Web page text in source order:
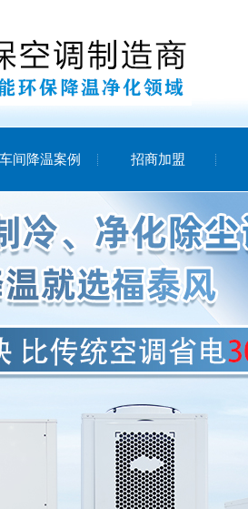
车间降温案例 招商加盟